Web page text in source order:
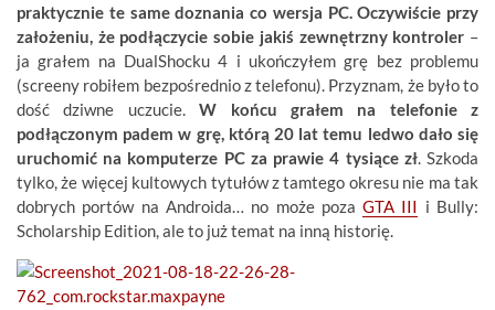
praktycznie te same doznania co wersja PC. Oczywiście przy
założeniu, że podłączycie sobie jakiś zewnętrzny kontroler –
ja grałem na DualShocku 4 i ukończyłem grę bez problemu
(screeny robiłem bezpośrednio z telefonu). Przyznam, że było to
dość dziwne uczucie.W końcu grałem na telefonie z
podłączonym padem w grę, którą 20 lat temu ledwo dało się
uruchomić na komputerze PC za prawie 4 tysiące zł. Szkoda
tylko, że więcej kultowych tytułów z tamtego okresu nie ma tak
dobrych portów na Androida… no może pozaGTA III i Bully:
Scholarship Edition, ale to już temat na inną historię.